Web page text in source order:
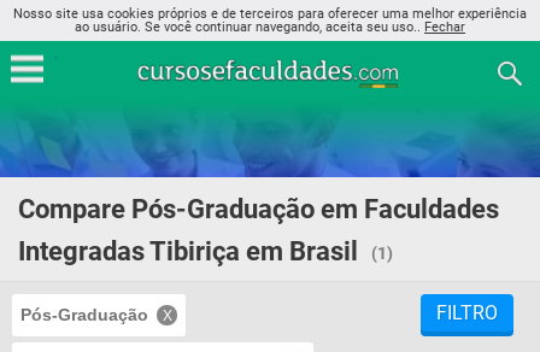
Nosso site usa cookies próprios e de terceiros para oferecer uma melhor experiência
ao usuário. Se você continuar navegando, aceita seu uso.. Fechar
Compare Pós-Graduação em Faculdades
Integradas Tibiriça em Brasil
(1)
Pós-Graduação FILTRO